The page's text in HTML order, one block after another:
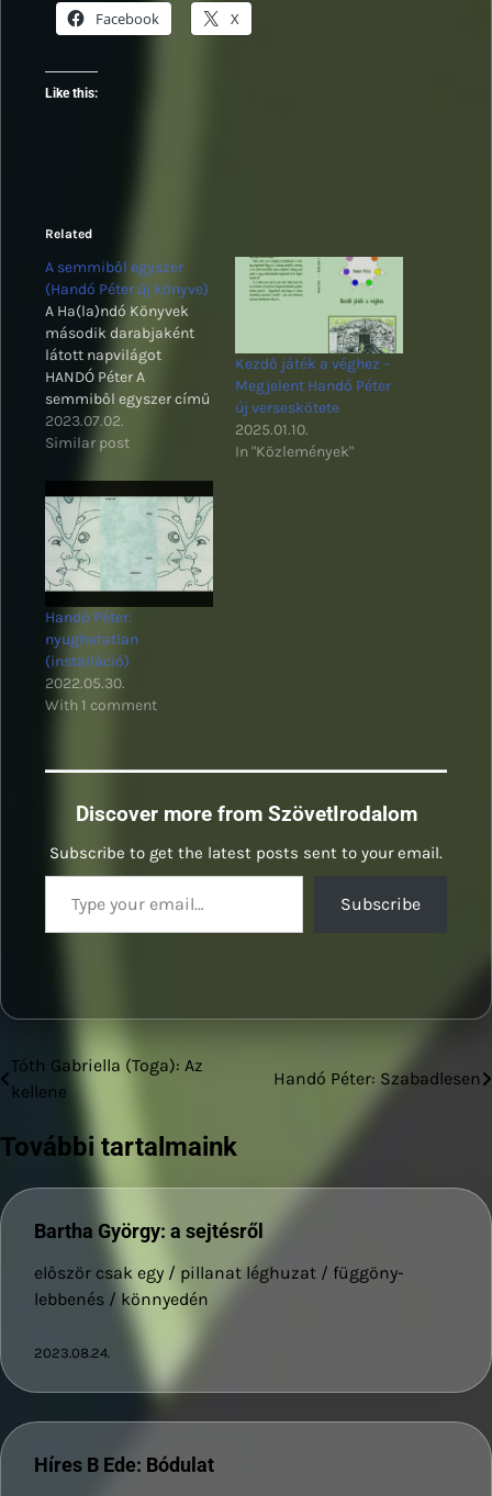
Facebook X
Like this:
Related
A semmiből egyszer
(Handó Péter új könyve)
A Ha(la)ndó Könyvek
második darabjaként
látott napvilágot
HANDÓ Péter A
semmiből egyszer című
novelláskötete.
2023.07.02.
Similar post
Kezdő játék a véghez –
Megjelent Handó Péter
új verseskötete
2025.01.10.
In "Közlemények"
Handó Péter:
nyughatatlan
(installáció)
2022.05.30.
With 1 comment
Discover more from SzövetIrodalom
Subscribe to get the latest posts sent to your email.
Type your email…
Subscribe
Bejegyzés
Tóth Gabriella (Toga): Az
kellene
Handó Péter: Szabadlesen
További tartalmaink
Bartha György: a sejtésről
először csak egy / pillanat léghuzat / függöny-
lebbenés / könnyedén
2023.08.24.
Híres B Ede: Bódulat